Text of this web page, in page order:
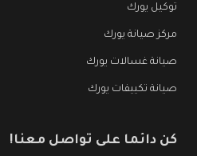
توكيل يورك
مركز صيانة يورك
صيانة غسالات يورك
صيانة تكييفات يورك
كن دائما على تواصل معنا!